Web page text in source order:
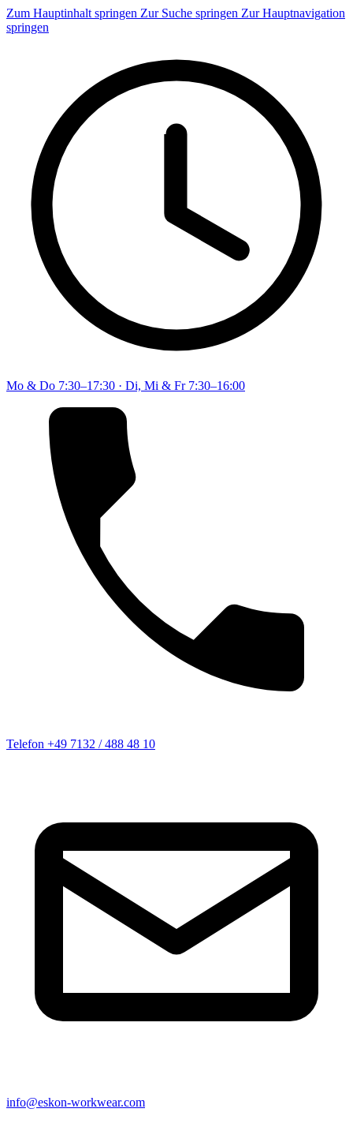
Zum Hauptinhalt springen Zur Suche springen Zur Hauptnavigation
springen
Mo & Do 7:30–17:30 · Di, Mi & Fr 7:30–16:00
Telefon +49 7132 / 488 48 10
info@eskon-workwear.com